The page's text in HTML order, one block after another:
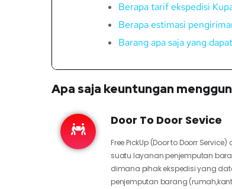
Berapa tarif ekspedisi
Berapa estimasi
Barang apa saja yang
Apa saja keuntungan
Door To Door Sevice
Free PickUp (Door to Doorr
suatu layanan penjemputan
dimana pihak ekspedisi yang
penjemputan barang